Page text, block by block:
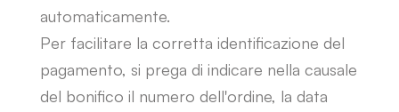
automaticamente.
Per facilitare la corretta identificazione del
pagamento, si prega di indicare nella causale
del bonifico il numero dell'ordine, la data